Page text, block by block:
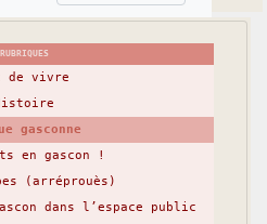
RUBRIQUES
de vivre
gasconne
en gascon !
(arréprouès)
dans l’espace public